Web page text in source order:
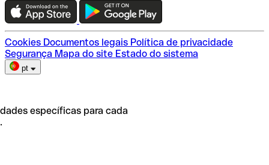
Escolha do plano
Cookies Documentos legais Política de privacidade
Segurança Mapa do site Estado do sistema
pt
específicas para cada